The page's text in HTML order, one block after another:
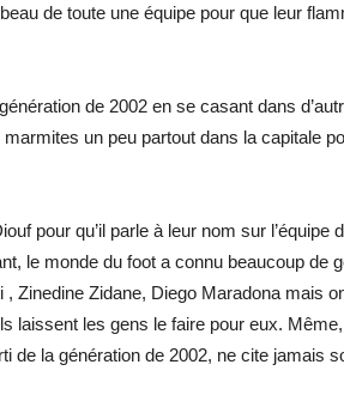
de toute une équipe pour que leur
de 2002 en se casant dans
un peu partout dans la capitale
pour qu’il parle à leur nom sur l’équipe
le monde du foot a connu beaucoup de
Zinedine Zidane, Diego Maradona mais
laissent les gens le faire pour eux.
de la génération de 2002, ne cite jamais